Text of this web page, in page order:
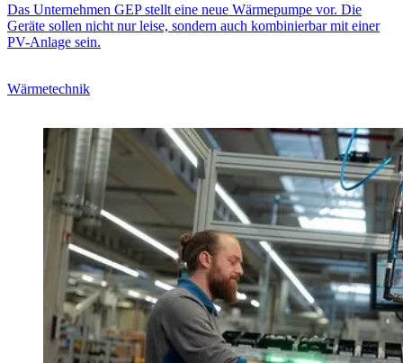
Das Unternehmen GEP stellt eine neue Wärmepumpe vor. Die
Geräte sollen nicht nur leise, sondern auch kombinierbar mit einer
PV-Anlage sein.
Wärmetechnik